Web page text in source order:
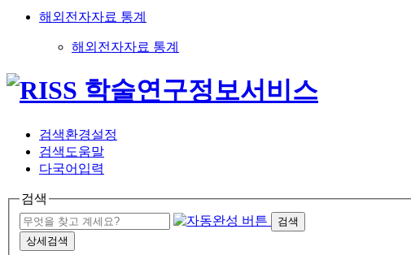
해외전자자료 통계
해외전자자료 통계
검색환경설정
검색도움말
다국어입력
검색
검색
상세검색